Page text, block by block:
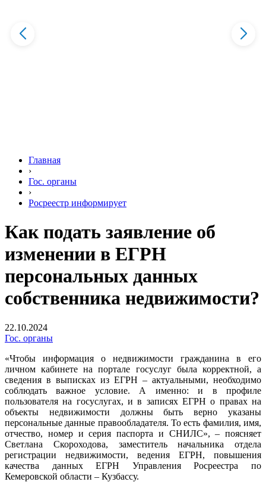
Главная
›
Гос. органы
›
Росреестр информирует
Как подать заявление об
изменении в ЕГРН
персональных данных
собственника недвижимости?
22.10.2024
Гос. органы
«Чтобы информация о недвижимости гражданина в его
личном кабинете на портале госуслуг была корректной, а
сведения в выписках из ЕГРН – актуальными, необходимо
соблюдать важное условие. А именно: и в профиле
пользователя на госуслугах, и в записях ЕГРН о правах на
объекты недвижимости должны быть верно указаны
персональные данные правообладателя. То есть фамилия, имя,
отчество, номер и серия паспорта и СНИЛС», – поясняет
Светлана Скороходова, заместитель начальника отдела
регистрации недвижимости, ведения ЕГРН, повышения
качества данных ЕГРН Управления Росреестра по
Кемеровской области – Кузбассу.